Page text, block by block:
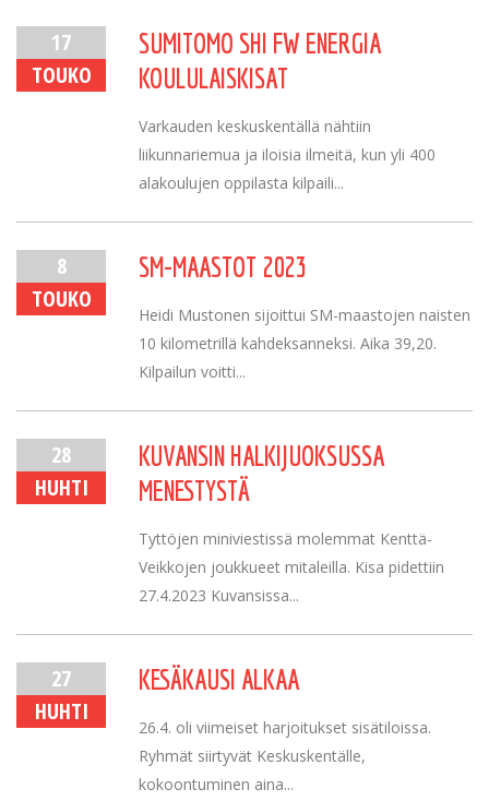
17
TOUKO
SUMITOMO SHI FW ENERGIA
KOULULAISKISAT
Varkauden keskuskentällä nähtiin
liikunnariemua ja iloisia ilmeitä, kun yli 400
alakoulujen oppilasta kilpaili...
8
TOUKO
SM-MAASTOT 2023
Heidi Mustonen sijoittui SM-maastojen naisten
10 kilometrillä kahdeksanneksi. Aika 39,20.
Kilpailun voitti...
28
HUHTI
KUVANSIN HALKIJUOKSUSSA
MENESTYSTÄ
Tyttöjen miniviestissä molemmat Kenttä-
Veikkojen joukkueet mitaleilla. Kisa pidettiin
27.4.2023 Kuvansissa...
27
HUHTI
KESÄKAUSI ALKAA
26.4. oli viimeiset harjoitukset sisätiloissa.
Ryhmät siirtyvät Keskuskentälle,
kokoontuminen aina...